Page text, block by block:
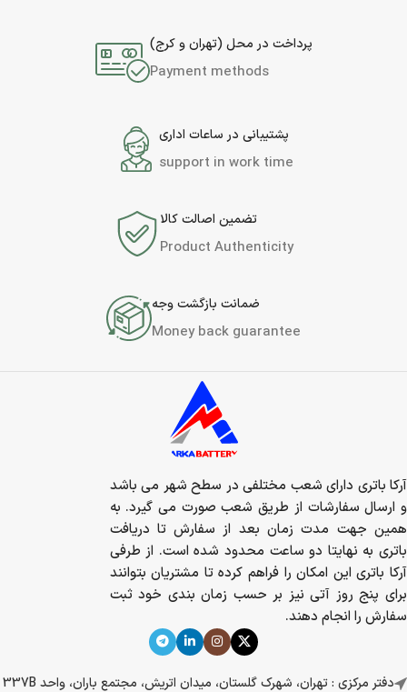
پرداخت در محل (تهران و کرج)
Payment methods
پشتیبانی در ساعات اداری
support in work time
تضمین اصالت کالا
Product Authenticity
ضمانت بازگشت وجه
Money back guarantee
آرکا باتری دارای شعب مختلفی در سطح شهر می باشد
و ارسال سفارشات از طریق شعب صورت می گیرد. به
همین جهت مدت زمان بعد از سفارش تا دریافت
باتری به نهایتا دو ساعت محدود شده است. از طرفی
آرکا باتری این امکان را فراهم کرده تا مشتریان بتوانند
برای پنج روز آتی نیز بر حسب زمان بندی خود ثبت
سفارش را انجام دهند.
دفتر مرکزی : تهران، شهرک گلستان، میدان اتریش، مجتمع باران، واحد 337B